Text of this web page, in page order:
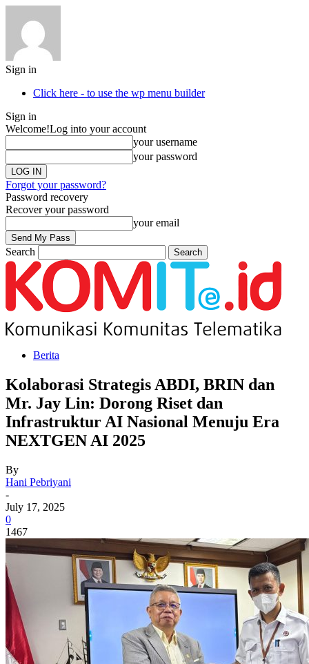
Sign in
Click here - to use the wp menu builder
Sign in
Welcome!Log into your account
your username
your password
Forgot your password?
Password recovery
Recover your password
your email
Search
Berita
Kolaborasi Strategis ABDI, BRIN dan
Mr. Jay Lin: Dorong Riset dan
Infrastruktur AI Nasional Menuju Era
NEXTGEN AI 2025
By
Hani Pebriyani
-
July 17, 2025
0
1467